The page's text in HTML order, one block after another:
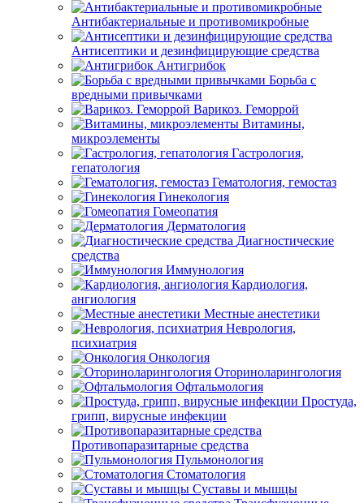
Антибактериальные и противомикробные
Антисептики и дезинфицирующие средства
Антигрибок
Борьба с
вредными привычками
Варикоз. Геморрой
Витамины,
микроэлементы
Гастрология,
гепатология
Гематология, гемостаз
Гинекология
Гомеопатия
Дерматология
Диагностические
средства
Иммунология
Кардиология,
ангиология
Местные анестетики
Неврология,
психиатрия
Онкология
Оториноларингология
Офтальмология
Простуда,
грипп, вирусные инфекции
Противопаразитарные средства
Пульмонология
Стоматология
Суставы и мышцы